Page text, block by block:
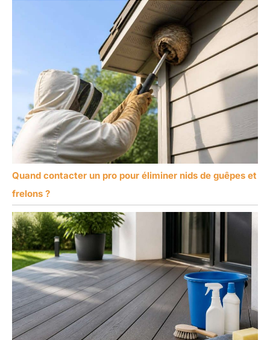
Quand contacter un pro pour éliminer nids de guêpes et
frelons ?